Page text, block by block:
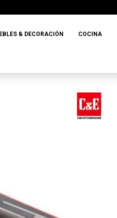
& DECORACIÓN COCINA